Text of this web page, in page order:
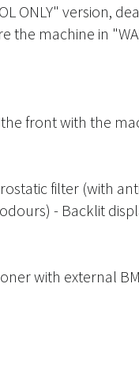
ONLY" version,
the machine in
front with the
filter (with
- Backlit
with external